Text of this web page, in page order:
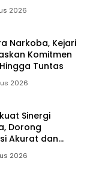
2026
Narkoba, Kejari
Komitmen
Tuntas
2026
Sinergi
Dorong
Akurat dan
2026